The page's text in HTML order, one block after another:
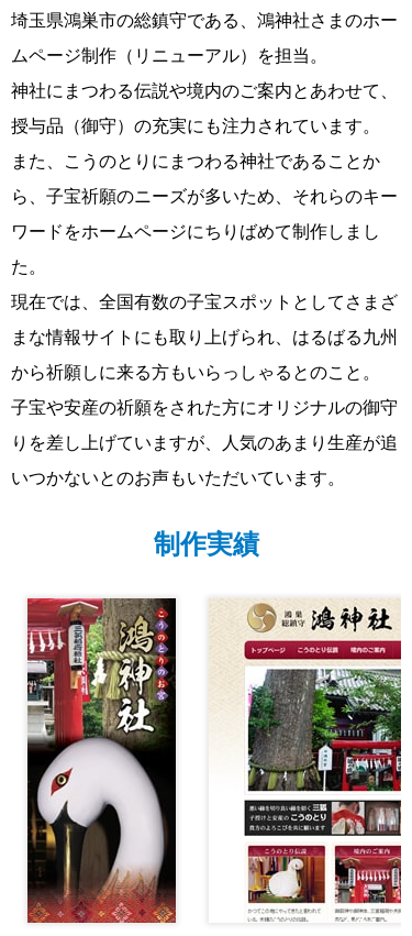
埼玉県鴻巣市の総鎮守である、鴻神社さまのホー
ムページ制作（リニューアル）を担当。
神社にまつわる伝説や境内のご案内とあわせて、
授与品（御守）の充実にも注力されています。
また、こうのとりにまつわる神社であることか
ら、子宝祈願のニーズが多いため、それらのキー
ワードをホームページにちりばめて制作しまし
た。
現在では、全国有数の子宝スポットとしてさまざ
まな情報サイトにも取り上げられ、はるばる九州
から祈願しに来る方もいらっしゃるとのこと。
子宝や安産の祈願をされた方にオリジナルの御守
りを差し上げていますが、人気のあまり生産が追
いつかないとのお声もいただいています。
制作実績